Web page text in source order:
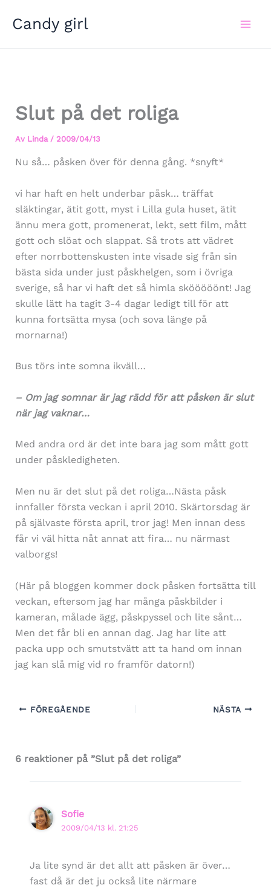
Candy girl
Slut på det roliga
Av Linda / 2009/04/13
Nu så… påsken över för denna gång. *snyft*
vi har haft en helt underbar påsk… träffat
släktingar, ätit gott, myst i Lilla gula huset, ätit
ännu mera gott, promenerat, lekt, sett film, mått
gott och slöat och slappat. Så trots att vädret
efter norrbottenskusten inte visade sig från sin
bästa sida under just påskhelgen, som i övriga
sverige, så har vi haft det så himla skööööönt! Jag
skulle lätt ha tagit 3-4 dagar ledigt till för att
kunna fortsätta mysa (och sova länge på
mornarna!)
Bus törs inte somna ikväll…
– Om jag somnar är jag rädd för att påsken är slut
när jag vaknar…
Med andra ord är det inte bara jag som mått gott
under påskledigheten.
Men nu är det slut på det roliga…Nästa påsk
innfaller första veckan i april 2010. Skärtorsdag är
på självaste första april, tror jag! Men innan dess
får vi väl hitta nåt annat att fira… nu närmast
valborgs!
(Här på bloggen kommer dock påsken fortsätta till
veckan, eftersom jag har många påskbilder i
kameran, målade ägg, påskpyssel och lite sånt…
Men det får bli en annan dag. Jag har lite att
packa upp och smutstvätt att ta hand om innan
jag kan slå mig vid ro framför datorn!)
FÖREGÅENDE NÄSTA
6 reaktioner på ”Slut på det roliga”
Sofie
2009/04/13 kl. 21:25
Ja lite synd är det allt att påsken är över…
fast då är det ju också lite närmare